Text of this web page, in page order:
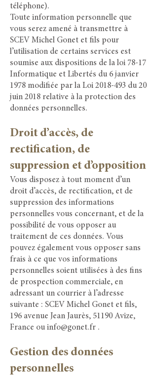
téléphone).
Toute information personnelle que
vous serez amené à transmettre à
SCEV Michel Gonet et fils pour
l’utilisation de certains services est
soumise aux dispositions de la loi 78-17
Informatique et Libertés du 6 janvier
1978 modifiée par la Loi 2018-493 du 20
juin 2018 relative à la protection des
données personnelles.
Droit d’accès, de
rectification, de
suppression et d’opposition
Vous disposez à tout moment d’un
droit d’accès, de rectification, et de
suppression des informations
personnelles vous concernant, et de la
possibilité de vous opposer au
traitement de ces données. Vous
pouvez également vous opposer sans
frais à ce que vos informations
personnelles soient utilisées à des fins
de prospection commerciale, en
adressant un courrier à l’adresse
suivante : SCEV Michel Gonet et fils,
196 avenue Jean Jaurès, 51190 Avize,
France ou info@gonet.fr .
Gestion des données
personnelles